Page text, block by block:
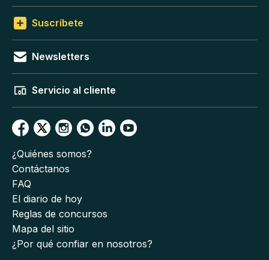
Suscríbete
Newsletters
Servicio al cliente
¿Quiénes somos?
Contáctanos
FAQ
El diario de hoy
Reglas de concursos
Mapa del sitio
¿Por qué confiar en nosotros?